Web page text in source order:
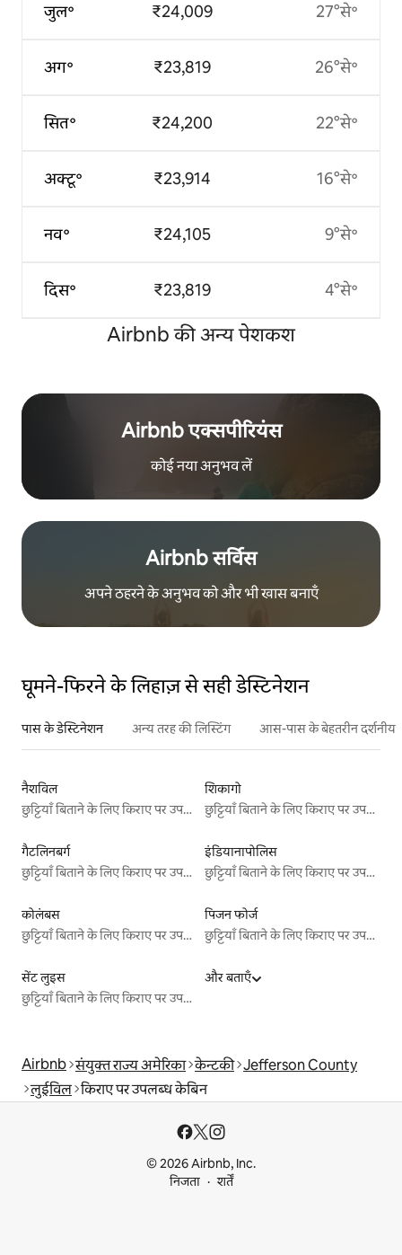
जुल॰
अग॰
सित॰
अक्टू॰
नव॰
दिस॰
₹24,009
₹23,819
₹24,200
₹23,914
₹24,105
₹23,819
27°से॰
26°से॰
22°से॰
16°से॰
9°से॰
4°से॰
Airbnb की अन्य पेशकश
Airbnb एक्सपीरियंस
कोई नया अनुभव लें
Airbnb सर्विस
अपने ठहरने के अनुभव को और भी खास बनाएँ
घूमने-फिरने के लिहाज़ से सही डेस्टिनेशन
पास के डेस्टिनेशन अन्य तरह की लिस्टिंग आस-पास के बेहतरीन दर्शनीय
नैशविल
छुट्टियाँ बिताने के लिए किराए पर उपलब्ध जगहें
शिकागो
छुट्टियाँ बिताने के लिए किराए पर उपलब्ध जगहें
गैटलिनबर्ग
छुट्टियाँ बिताने के लिए किराए पर उपलब्ध जगहें
इंडियानापोलिस
छुट्टियाँ बिताने के लिए किराए पर उपलब्ध जगहें
कोलंबस
छुट्टियाँ बिताने के लिए किराए पर उपलब्ध जगहें
पिजन फोर्ज
छुट्टियाँ बिताने के लिए किराए पर उपलब्ध जगहें
सेंट लुइस
छुट्टियाँ बिताने के लिए किराए पर उपलब्ध जगहें
और बताएँ
Airbnb संयुक्त राज्य अमेरिका केन्टकी Jefferson County
लुईविल किराए पर उपलब्ध केबिन
© 2026 Airbnb, Inc.
निजता
शर्तें